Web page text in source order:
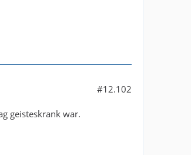
#12.102
geisteskrank war.